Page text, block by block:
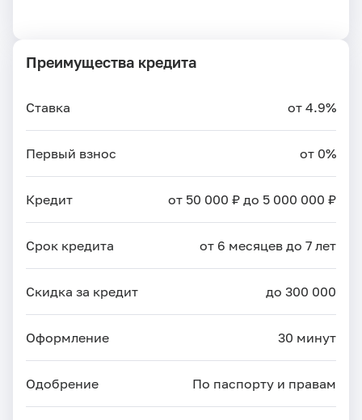
Преимущества кредита
Ставка от 4.9%
Первый взнос от 0%
Кредит от 50 000 ₽ до 5 000 000 ₽
Срок кредита от 6 месяцев до 7 лет
Скидка за кредит до 300 000
Оформление 30 минут
Одобрение По паспорту и правам